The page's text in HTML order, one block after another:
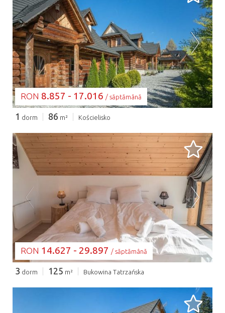
SE ÎNCARCĂ...
RON 8.857 - 17.016 / săptămână
1 dorm 86 m² Kościelisko
SE ÎNCARCĂ...
RON 14.627 - 29.897 / săptămână
3 dorm 125 m² Bukowina Tatrzańska